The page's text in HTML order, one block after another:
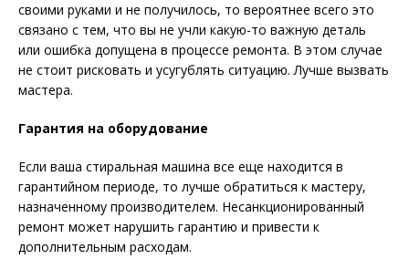
своими руками и не получилось, то вероятнее всего это
связано с тем, что вы не учли какую-то важную деталь
или ошибка допущена в процессе ремонта. В этом случае
не стоит рисковать и усугублять ситуацию. Лучше вызвать
мастера.
Гарантия на оборудование
Если ваша стиральная машина все еще находится в
гарантийном периоде, то лучше обратиться к мастеру,
назначенному производителем. Несанкционированный
ремонт может нарушить гарантию и привести к
дополнительным расходам.